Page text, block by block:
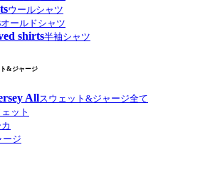
ウールシャツ
オールドシャツ
shirts半袖シャツ
&ジャージ
Allスウェット&ジャージ全て
ット
ージ